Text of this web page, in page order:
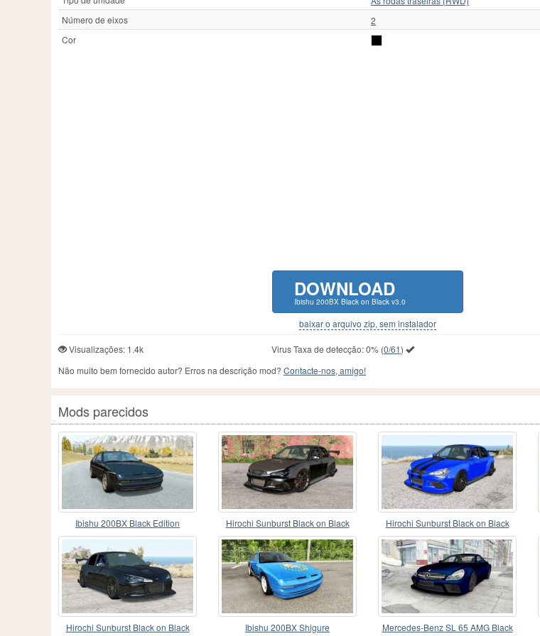
Número de eixos
2
Cor
DOWNLOAD
Ibishu 200BX Black on Black v3.0
baixar o arquivo zip, sem instalador
Visualizações: 1.4k Virus Taxa de detecção:0%(0/61)
Não muito bem fornecido autor? Erros na descrição mod? Contacte-nos, amigo!
Mods parecidos
Ibishu 200BX Black Edition
Hirochi Sunburst Black on Black
v1.2
Hirochi Sunburst Black on Black
v1.21
Hirochi Sunburst Black on Black
Ibishu 200BX Shigure
Mercedes-Benz SL 65 AMG Black